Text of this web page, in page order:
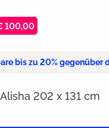
100,00
bis zu 20% gegenüber
202 x 131 cm